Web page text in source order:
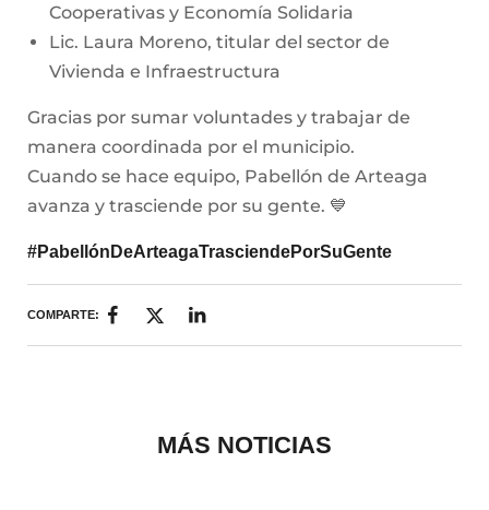
Cooperativas y Economía Solidaria
Lic. Laura Moreno, titular del sector de
Vivienda e Infraestructura
Gracias por sumar voluntades y trabajar de
manera coordinada por el municipio.
Cuando se hace equipo, Pabellón de Arteaga
avanza y trasciende por su gente. 💙
#PabellónDeArteagaTrasciendePorSuGente
COMPARTE:
MÁS NOTICIAS